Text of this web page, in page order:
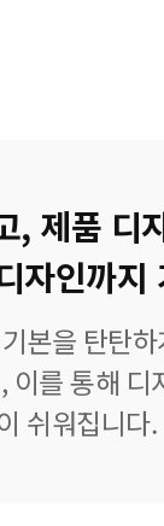
, 제품 디
자인까지
본을 탄탄
이를 통해
쉬워집니다.